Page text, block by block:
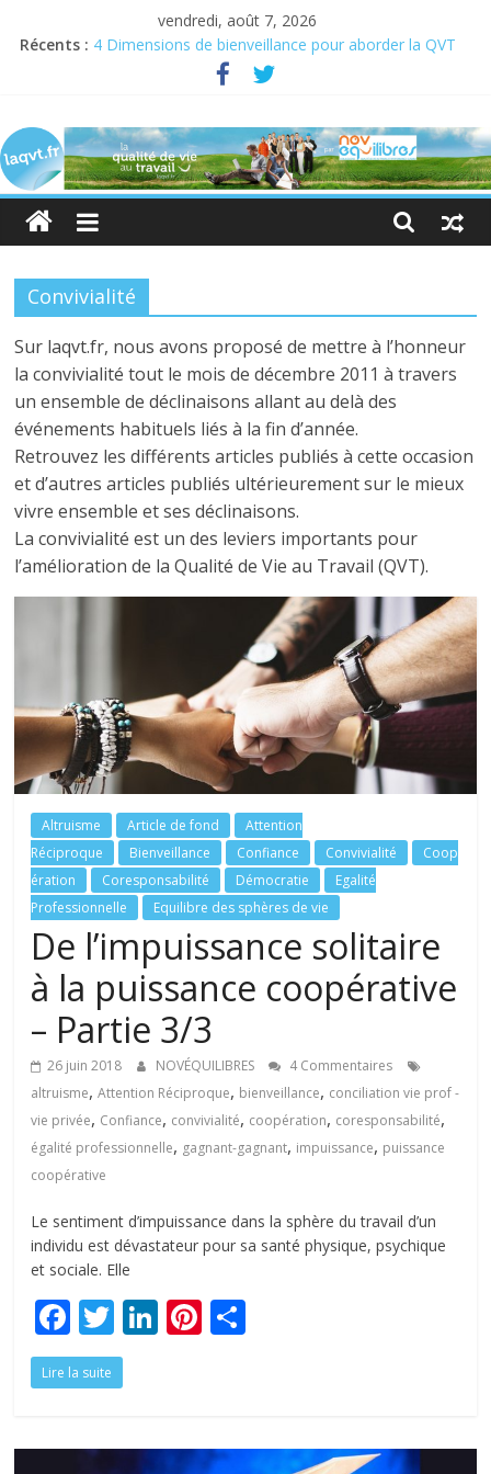
vendredi, août 7, 2026
Récents : 4 Dimensions de bienveillance pour aborder la QVT
Semaine pour la QVCT du 19 au 23 juin 2023
Semaine de la QVT 2022 : En quête de sens au travail
Bienveillance, progrès et QVT
laqvt.fr
La
QVT
pour
et
pour
tous,
et
par
toutes
et
par
tous
Convivialité
Sur laqvt.fr, nous avons proposé de mettre à l’honneur
la convivialité tout le mois de décembre 2011 à travers
un ensemble de déclinaisons allant au delà des
événements habituels liés à la fin d’année.
Retrouvez les différents articles publiés à cette occasion
et d’autres articles publiés ultérieurement sur le mieux
vivre ensemble et ses déclinaisons.
La convivialité est un des leviers importants pour
l’amélioration de la Qualité de Vie au Travail (QVT).
Altruisme Article de fond
Attention
Réciproque
Bienveillance Confiance Convivialité
Coop
ération
Coresponsabilité Démocratie
Egalité
Professionnelle
Equilibre des sphères de vie
De l’impuissance solitaire
à la puissance coopérative
– Partie 3/3
26 juin 2018 NOVÉQUILIBRES
4 Commentaires
altruisme,Attention Réciproque, bienveillance, conciliation vie prof -
vie privée, Confiance, convivialité, coopération, coresponsabilité,
égalité professionnelle, gagnant-gagnant, impuissance, puissance
coopérative
Le sentiment d’impuissance dans la sphère du travail d’un
individu est dévastateur pour sa santé physique, psychique
et sociale. Elle
F
ac
e
o
T
w
itt
Li
dI
Pi
st er
Lire la suite